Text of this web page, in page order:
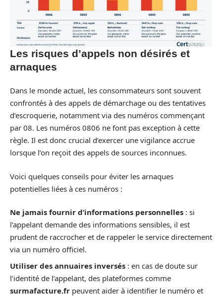
Les risques d’appels non désirés et
arnaques
Dans le monde actuel, les consommateurs sont souvent
confrontés à des appels de démarchage ou des tentatives
d’escroquerie, notamment via des numéros commençant
par 08. Les numéros 0806 ne font pas exception à cette
règle. Il est donc crucial d’exercer une vigilance accrue
lorsque l’on reçoit des appels de sources inconnues.
Voici quelques conseils pour éviter les arnaques
potentielles liées à ces numéros :
Ne jamais fournir d’informations personnelles : si
l’appelant demande des informations sensibles, il est
prudent de raccrocher et de rappeler le service directement
via un numéro officiel.
Utiliser des annuaires inversés : en cas de doute sur
l’identité de l’appelant, des plateformes comme
surmafacture.fr peuvent aider à identifier le numéro et